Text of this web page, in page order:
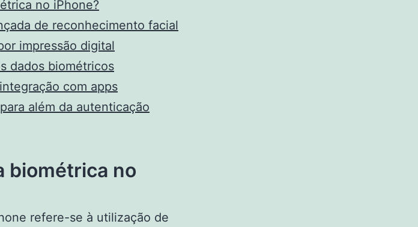
no iPhone?
de reconhecimento facial
impressão digital
dados biométricos
com apps
além da autenticação
biométrica no
refere-se à utilização de